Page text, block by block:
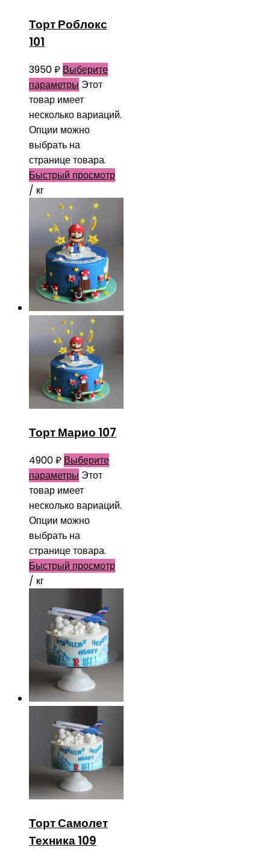
Торт Роблокс
101
3950₽ Выберите
параметры Этот
товар имеет
несколько вариаций.
Опции можно
выбрать на
странице товара.
Быстрый просмотр
/ кг
Торт Марио 107
4900₽ Выберите
параметры Этот
товар имеет
несколько вариаций.
Опции можно
выбрать на
странице товара.
Быстрый просмотр
/ кг
Торт Самолет
Техника 109